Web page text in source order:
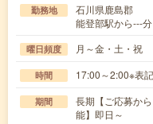
勤務地
石川県鹿島郡
能登部駅から---分
曜日頻度 月～金・土・祝
時間 17:00～2:00※表
期間
長期【ご応募か
能】即日～